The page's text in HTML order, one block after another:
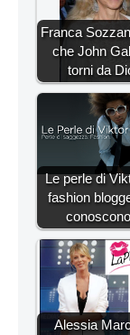
Franca
che John
torni da
Le perle di
fashion
Alessia